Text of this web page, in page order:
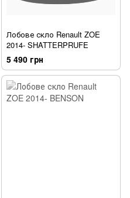
Лобове скло Renault ZOE
2014- SHATTERPRUFE
5 490 грн